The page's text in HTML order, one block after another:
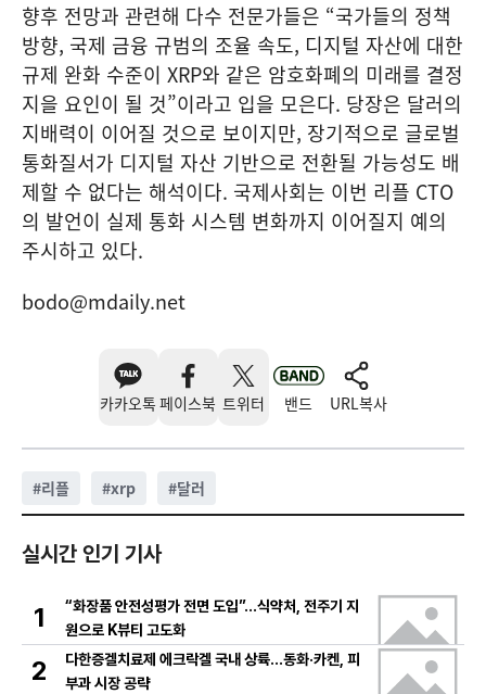
향후 전망과 관련해 다수 전문가들은 “국가들의 정책
방향, 국제 금융 규범의 조율 속도, 디지털 자산에 대한
규제 완화 수준이 XRP와 같은 암호화폐의 미래를 결정
지을 요인이 될 것”이라고 입을 모은다. 당장은 달러의
지배력이 이어질 것으로 보이지만, 장기적으로 글로벌
통화질서가 디지털 자산 기반으로 전환될 가능성도 배
제할 수 없다는 해석이다. 국제사회는 이번 리플 CTO
의 발언이 실제 통화 시스템 변화까지 이어질지 예의
주시하고 있다.
bodo@mdaily.net
카카오톡 페이스북 트위터 밴드 URL복사
#리플 #xrp #달러
실시간 인기 기사
1
“화장품 안전성평가 전면 도입”…식약처, 전주기 지
원으로 K뷰티 고도화
2
다한증겔치료제 에크락겔 국내 상륙…동화·카켄, 피
부과 시장 공략